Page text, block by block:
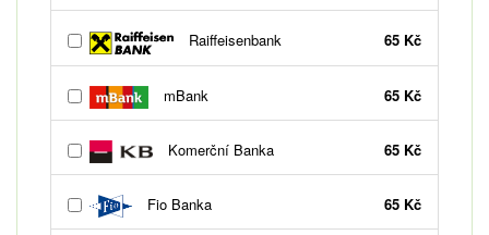
Raiffeisenbank 65 Kč
mBank 65 Kč
Komerční Banka 65 Kč
Fio Banka 65 Kč